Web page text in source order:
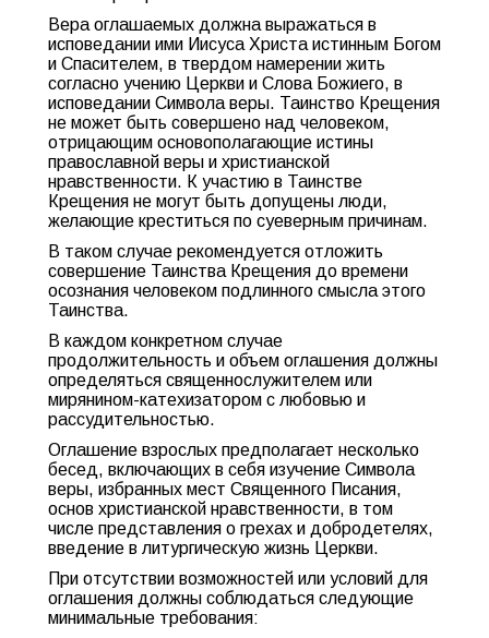
Вера оглашаемых должна выражаться в
исповедании ими Иисуса Христа истинным Богом
и Спасителем, в твердом намерении жить
согласно учению Церкви и Слова Божиего, в
исповедании Символа веры. Таинство Крещения
не может быть совершено над человеком,
отрицающим основополагающие истины
православной веры и христианской
нравственности. К участию в Таинстве
Крещения не могут быть допущены люди,
желающие креститься по суеверным причинам.
В таком случае рекомендуется отложить
совершение Таинства Крещения до времени
осознания человеком подлинного смысла этого
Таинства.
В каждом конкретном случае
продолжительность и объем оглашения должны
определяться священнослужителем или
мирянином-катехизатором с любовью и
рассудительностью.
Оглашение взрослых предполагает несколько
бесед, включающих в себя изучение Символа
веры, избранных мест Священного Писания,
основ христианской нравственности, в том
числе представления о грехах и добродетелях,
введение в литургическую жизнь Церкви.
При отсутствии возможностей или условий для
оглашения должны соблюдаться следующие
минимальные требования: